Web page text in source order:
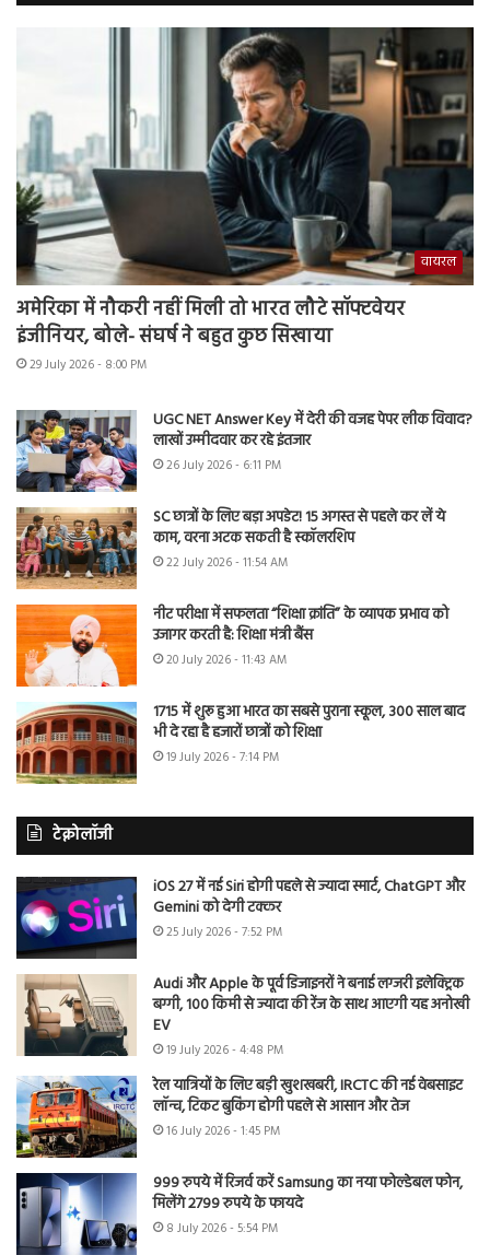
वायरल
अमेरिका में नौकरी नहीं मिली तो भारत लौटे सॉफ्टवेयर
इंजीनियर, बोले- संघर्ष ने बहुत कुछ सिखाया
29 July 2026 - 8:00 PM
UGC NET Answer Key में देरी की वजह पेपर लीक विवाद?
लाखों उम्मीदवार कर रहे इंतजार
26 July 2026 - 6:11 PM
SC छात्रों के लिए बड़ा अपडेट! 15 अगस्त से पहले कर लें ये
काम, वरना अटक सकती है स्कॉलरशिप
22 July 2026 - 11:54 AM
नीट परीक्षा में सफलता “शिक्षा क्रांति” के व्यापक प्रभाव को
उजागर करती है: शिक्षा मंत्री बैंस
20 July 2026 - 11:43 AM
1715 में शुरू हुआ भारत का सबसे पुराना स्कूल, 300 साल बाद
भी दे रहा है हजारों छात्रों को शिक्षा
19 July 2026 - 7:14 PM
टेक्नोलॉजी
iOS 27 में नई Siri होगी पहले से ज्यादा स्मार्ट, ChatGPT और
Gemini को देगी टक्कर
25 July 2026 - 7:52 PM
Audi और Apple के पूर्व डिजाइनरों ने बनाई लग्जरी इलेक्ट्रिक
बग्गी, 100 किमी से ज्यादा की रेंज के साथ आएगी यह अनोखी
EV
19 July 2026 - 4:48 PM
रेल यात्रियों के लिए बड़ी खुशखबरी, IRCTC की नई वेबसाइट
लॉन्च, टिकट बुकिंग होगी पहले से आसान और तेज
16 July 2026 - 1:45 PM
999 रुपये में रिजर्व करें Samsung का नया फोल्डेबल फोन,
मिलेंगे 2799 रुपये के फायदे
8 July 2026 - 5:54 PM